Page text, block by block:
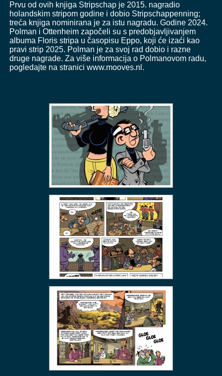
Prvu od ovih knjiga Stripschap je 2015. nagradio
holandskim stripom godine i dobio Stripschappenning;
treća knjiga nominirana je za istu nagradu. Godine 2024.
Polman i Ottenheim započeli su s predobjavljivanjem
albuma Floris stripa u časopisu Eppo, koji će izaći kao
pravi strip 2025. Polman je za svoj rad dobio i razne
druge nagrade. Za više informacija o Polmanovom radu,
pogledajte na stranici www.mooves.nl.